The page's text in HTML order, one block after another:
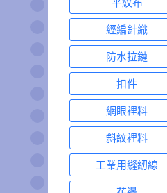
經編針織
防水拉鏈
扣件
網眼裡料
斜紋裡料
工業用縫紉線